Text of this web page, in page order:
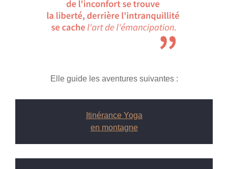
Elle guide les aventures suivantes :
Itinérance Yoga
en montagne